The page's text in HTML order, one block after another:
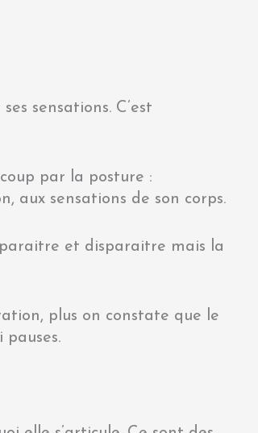
sensations. C’est
par la posture :
aux sensations de son corps.
et disparaitre mais la
plus on constate que le